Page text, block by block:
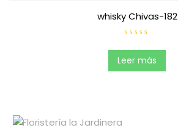
d
5
whisky Chivas-182
a
l
o
r
Leer más